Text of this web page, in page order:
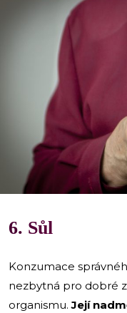
6. Sůl
Konzumace
nezbytná pro dobré
organismu.Její